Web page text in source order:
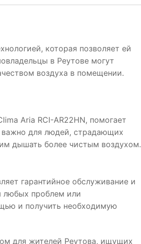
которая позволяет ей
в Реутове могут
воздуха в помещении.
Aria RCI-AR22HN, помогает
важно для людей, страдающих
дышать более чистым воздухом.
гарантийное обслуживание и
любых проблем или
и получить необходимую
для жителей Реутова, ищущих